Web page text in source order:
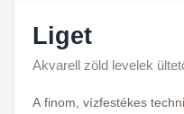
Liget
Akvarell zöld levelek
A finom, vízfestékes